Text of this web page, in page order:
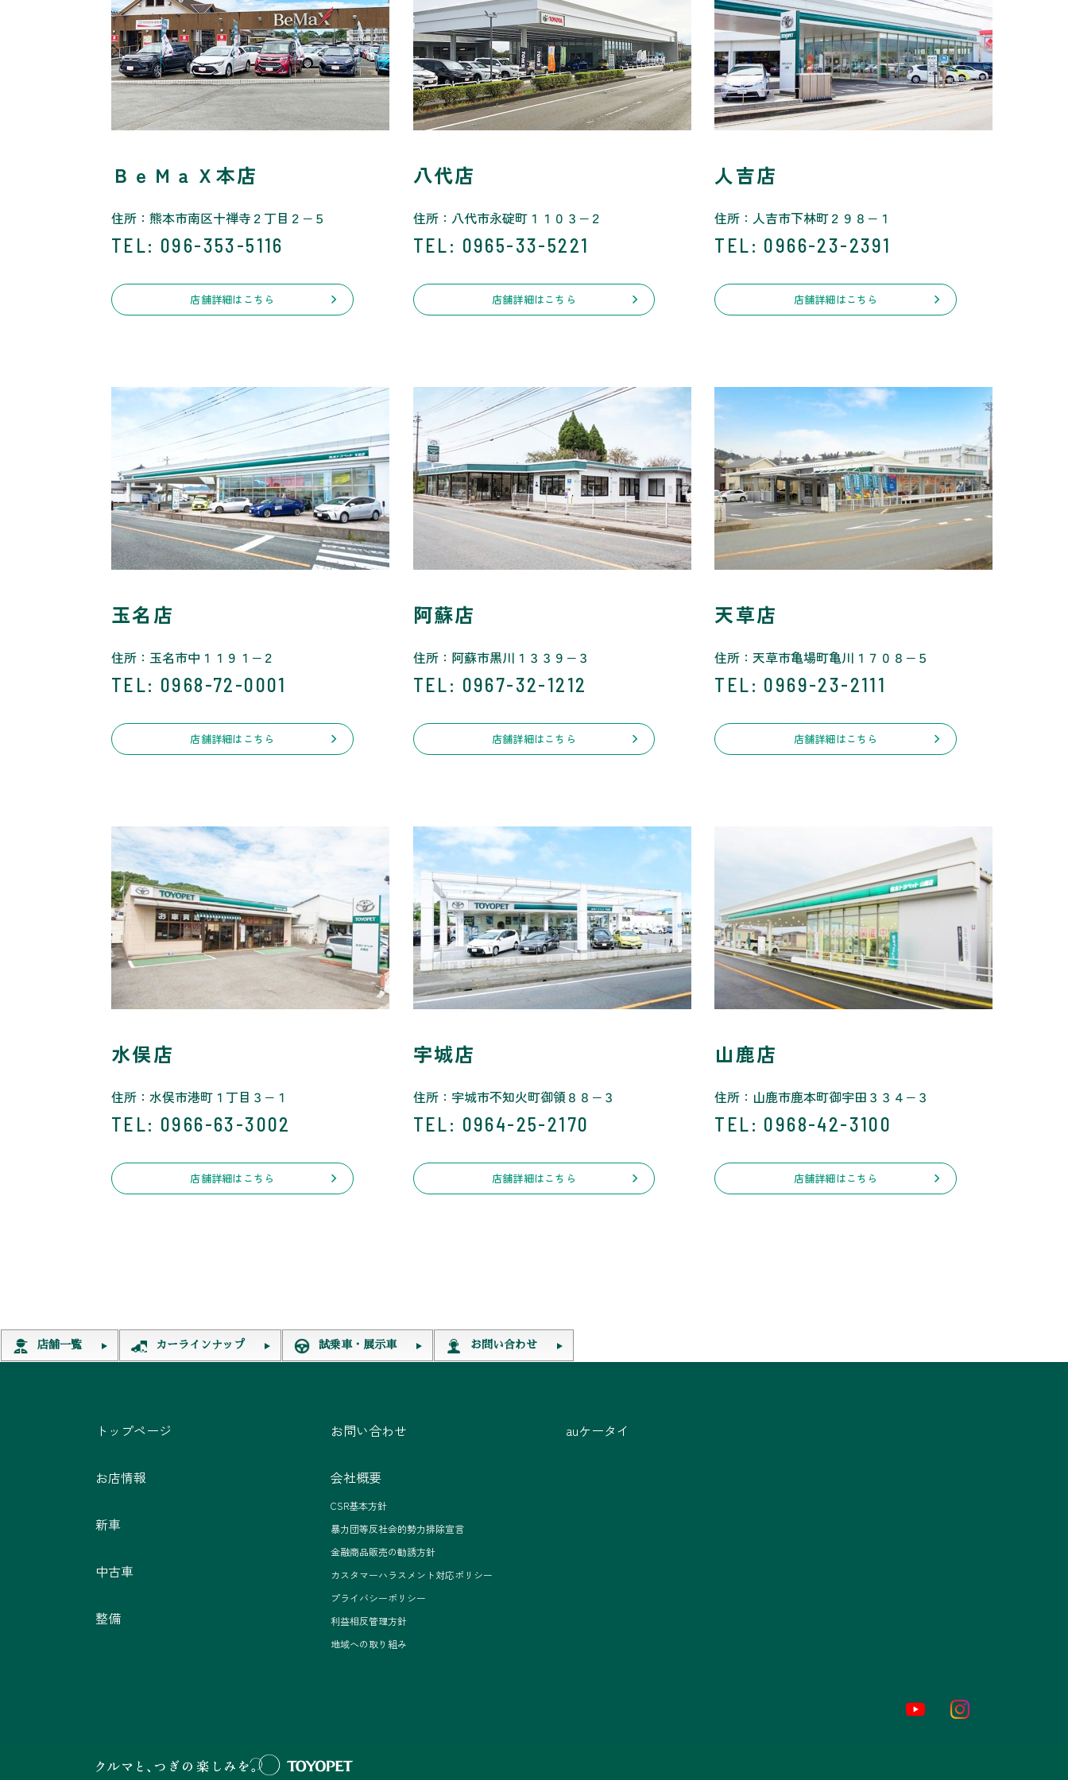
ＢｅＭａＸ本店
住所：熊本市南区十禅寺２丁目２−５
TEL: 096-353-5116
店舗詳細はこちら
八代店
住所：八代市永碇町１１０３−２
TEL : 0965-33-5221
店舗詳細はこちら
人吉店
住所：人吉市下林町２９８−１
TEL : 0966-23-2391
店舗詳細はこちら
玉名店
住所：玉名市中１１９１−２
TEL: 0968-72-0001
店舗詳細はこちら
阿蘇店
住所：阿蘇市黒川１３３９−３
TEL : 0967-32-1212
店舗詳細はこちら
天草店
住所：天草市亀場町亀川１７０８−５
TEL : 0969-23-2111
店舗詳細はこちら
水俣店
住所：水俣市港町１丁目３−１
TEL: 0966-63-3002
店舗詳細はこちら
宇城店
住所：宇城市不知火町御領８８−３
TEL : 0964-25-2170
店舗詳細はこちら
山鹿店
住所：山鹿市鹿本町御宇田３３４−３
TEL : 0968-42-3100
店舗詳細はこちら
店舗一覧 カーラインナップ 試乗車・展示車 お問い合わせ
トップページ
お店情報
新車
中古車
整備
お問い合わせ
会社概要
CSR基本方針
暴力団等反社会的勢力排除宣言
金融商品販売の勧誘方針
カスタマーハラスメント対応ポリシー
プライバシーポリシー
利益相反管理方針
地域への取り組み
auケータイ